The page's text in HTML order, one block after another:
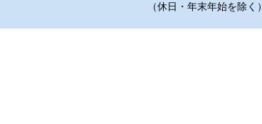
（休日・年末年始を除く）